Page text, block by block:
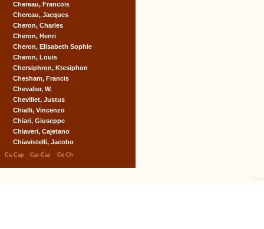
Chereau, Francois
Chereau, Jacques
Cheron, Charles
Cheron, Henri
Cheron, Elisabeth Sophie
Cheron, Louis
Chersiphron, Ktesiphon
Chesham, Francis
Chevalier, W.
Chevillet, Justus
Chialli, Vincenzo
Chiari, Giuseppe
Chiaveri, Cajetano
Chiavistelli, Jacobo
Ca-Cap Car-Caz Ce-Ch